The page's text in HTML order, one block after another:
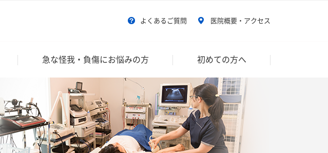
よくあるご質問 医院概要・アクセス
急な怪我・負傷にお悩みの方 初めての方へ